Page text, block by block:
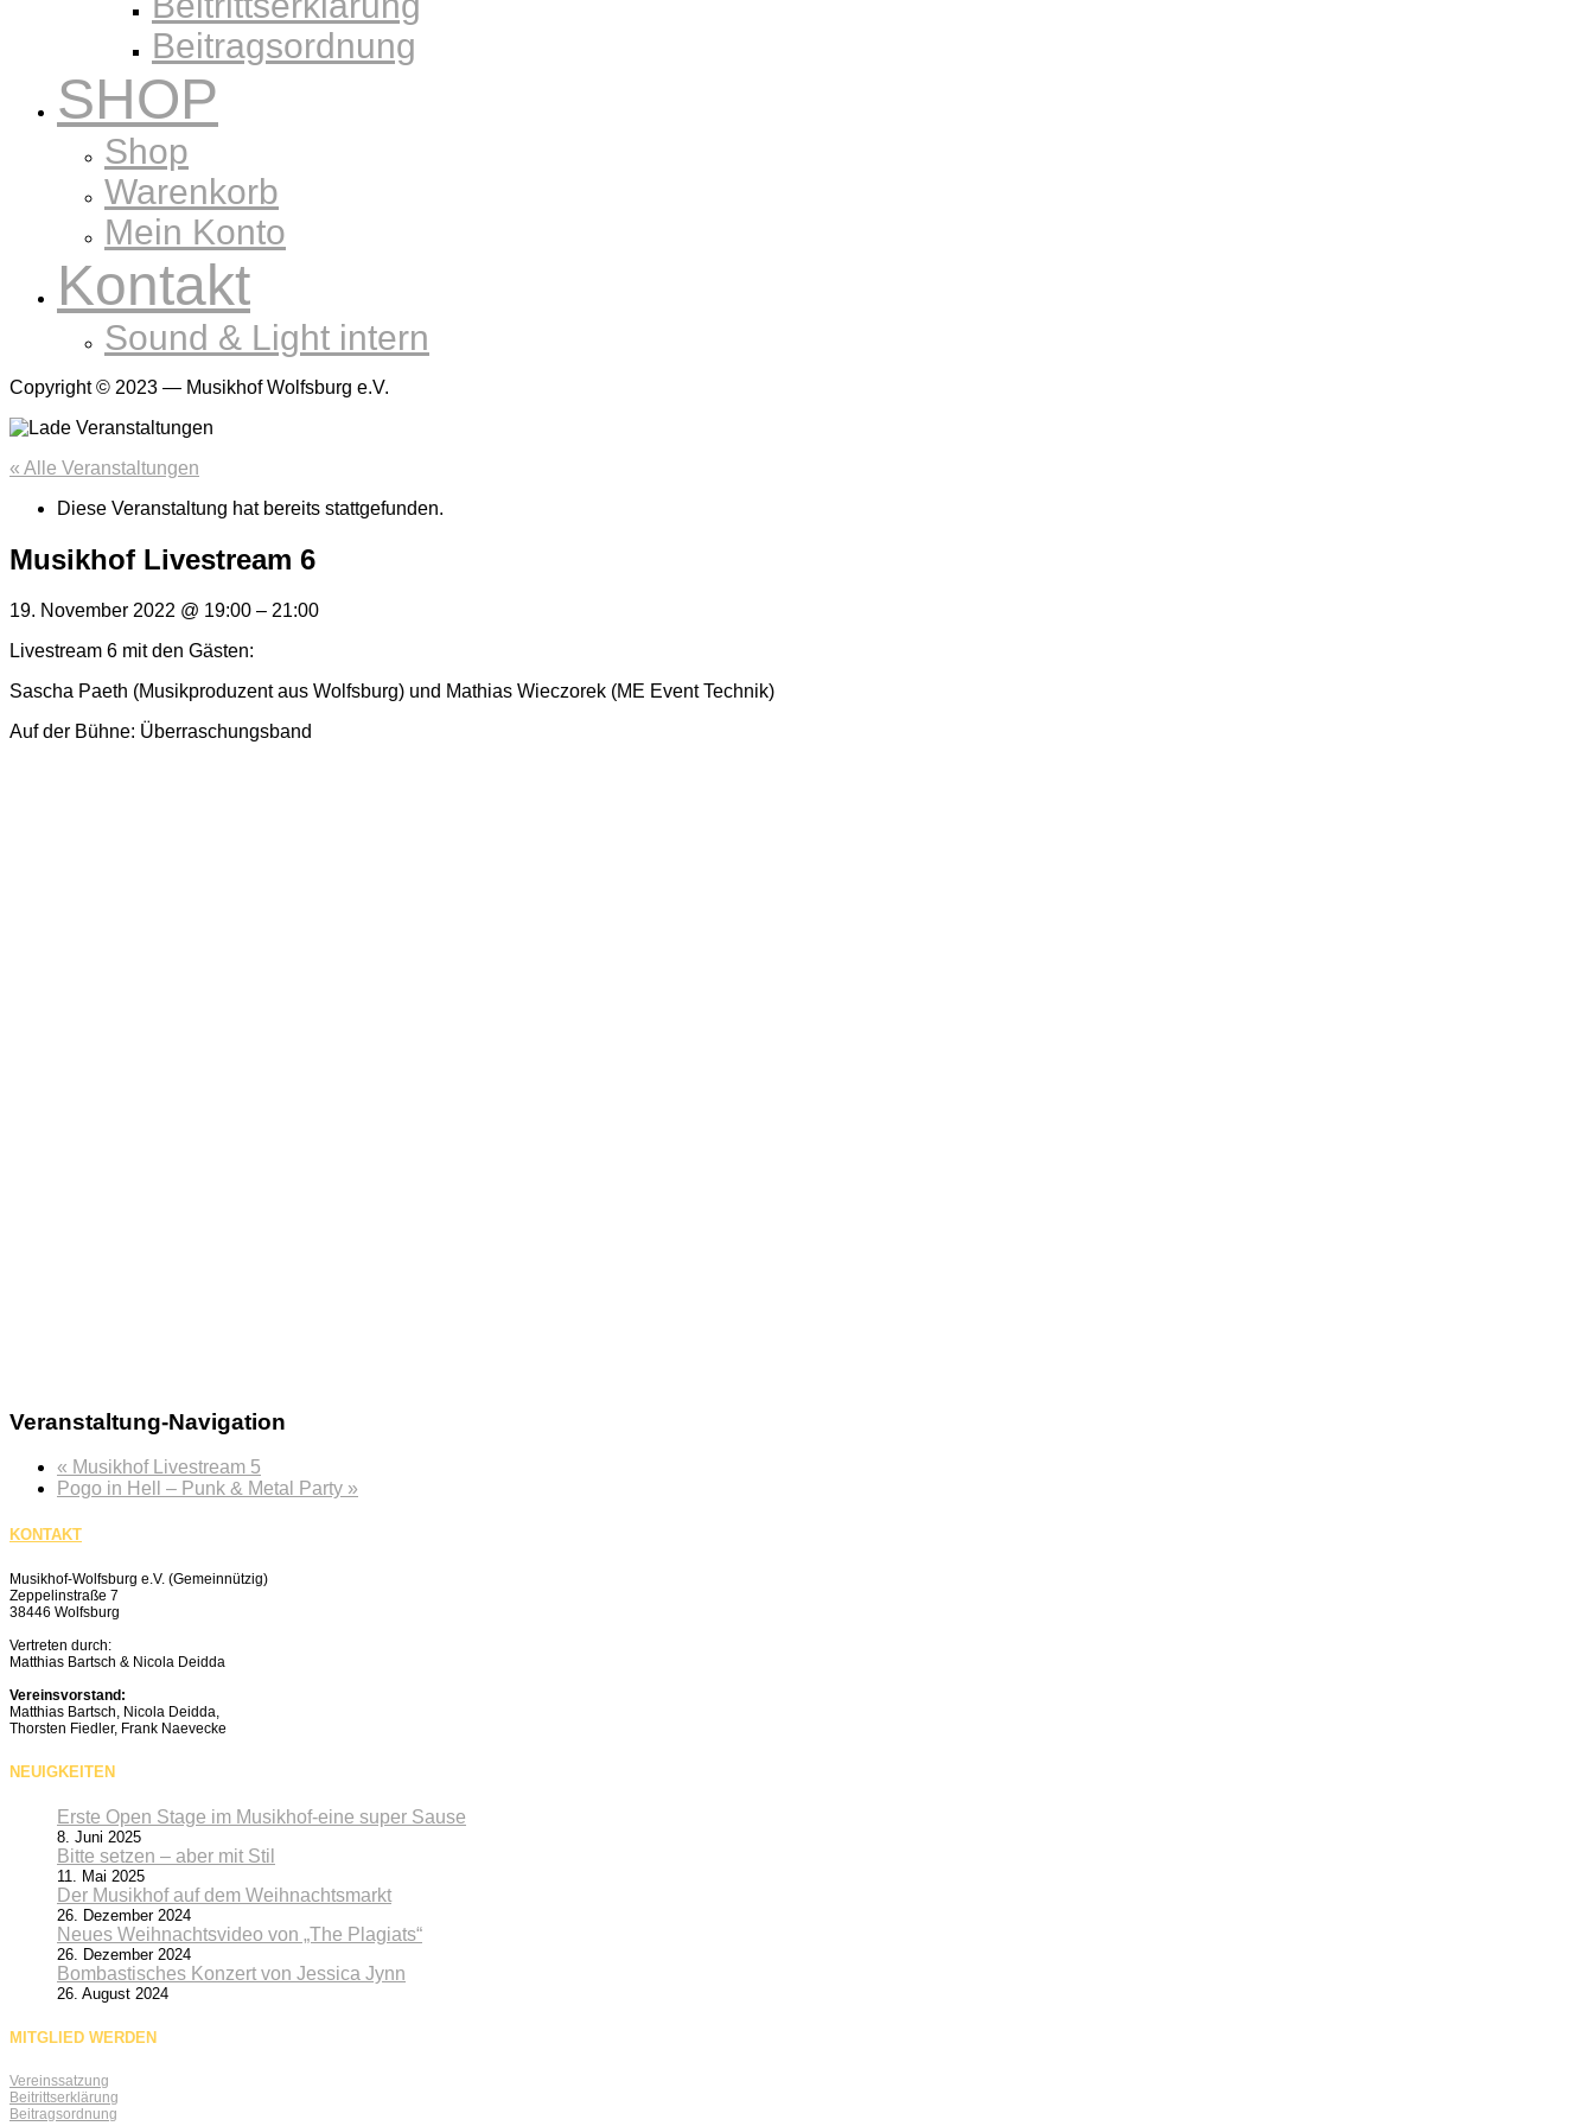
Beitragsordnung
SHOP
Shop
Warenkorb
Mein Konto
Kontakt
Sound & Light intern
Copyright © 2023 — Musikhof Wolfsburg e.V.
« Alle Veranstaltungen
Diese Veranstaltung hat bereits stattgefunden.
Musikhof Livestream 6
19. November 2022 @ 19:00 – 21:00
Livestream 6 mit den Gästen:
Sascha Paeth (Musikproduzent aus Wolfsburg) und Mathias Wieczorek (ME Event Technik)
Auf der Bühne: Überraschungsband
Veranstaltung-Navigation
« Musikhof Livestream 5
Pogo in Hell – Punk & Metal Party »
KONTAKT
Musikhof-Wolfsburg e.V. (Gemeinnützig)
Zeppelinstraße 7
38446 Wolfsburg
Vertreten durch:
Matthias Bartsch & Nicola Deidda
Vereinsvorstand:
Matthias Bartsch, Nicola Deidda,
Thorsten Fiedler, Frank Naevecke
NEUIGKEITEN
Erste Open Stage im Musikhof-eine super Sause
8. Juni 2025
Bitte setzen – aber mit Stil
11. Mai 2025
Der Musikhof auf dem Weihnachtsmarkt
26. Dezember 2024
Neues Weihnachtsvideo von „The Plagiats“
26. Dezember 2024
Bombastisches Konzert von Jessica Jynn
26. August 2024
MITGLIED WERDEN
Vereinssatzung
Beitrittserklärung
Beitragsordnung